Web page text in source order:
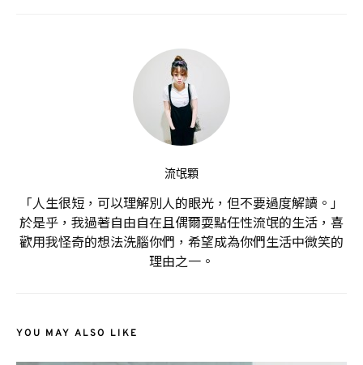
流氓顆
「人生很短，可以理解別人的眼光，但不要過度解讀。」
於是乎，我過著自由自在且偶爾耍點任性流氓的生活，喜
歡用我怪奇的想法洗腦你們，希望成為你們生活中微笑的
理由之一。
YOU MAY ALSO LIKE